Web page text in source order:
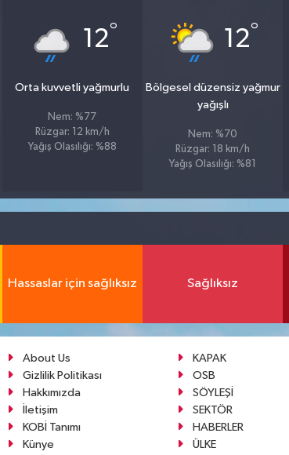
12°
Orta kuvvetli yağmurlu
Nem: %77
Rüzgar: 12 km/h
Yağış Olasılığı: %88
12°
Bölgesel düzensiz yağmur
yağışlı
Nem: %70
Rüzgar: 18 km/h
Yağış Olasılığı: %81
Hassaslar için sağlıksız Sağlıksız
About Us
KAPAK
Gizlilik Politikası
OSB
Hakkımızda
SÖYLEŞİ
İletişim
SEKTÖR
KOBİ Tanımı
HABERLER
Künye
ÜLKE